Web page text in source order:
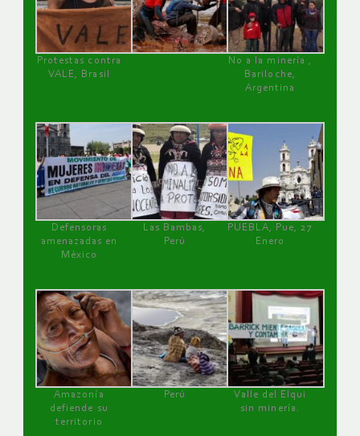
Protestas contra
VALE, Brasil
No a la minería ,
Bariloche,
Argentina
Defensoras
amenazadas en
México
Las Bambas,
Perú
PUEBLA, Pue, 27
Enero
Amazonía
defiende su
territorio
Perú
Valle del Elqui
sin minería.